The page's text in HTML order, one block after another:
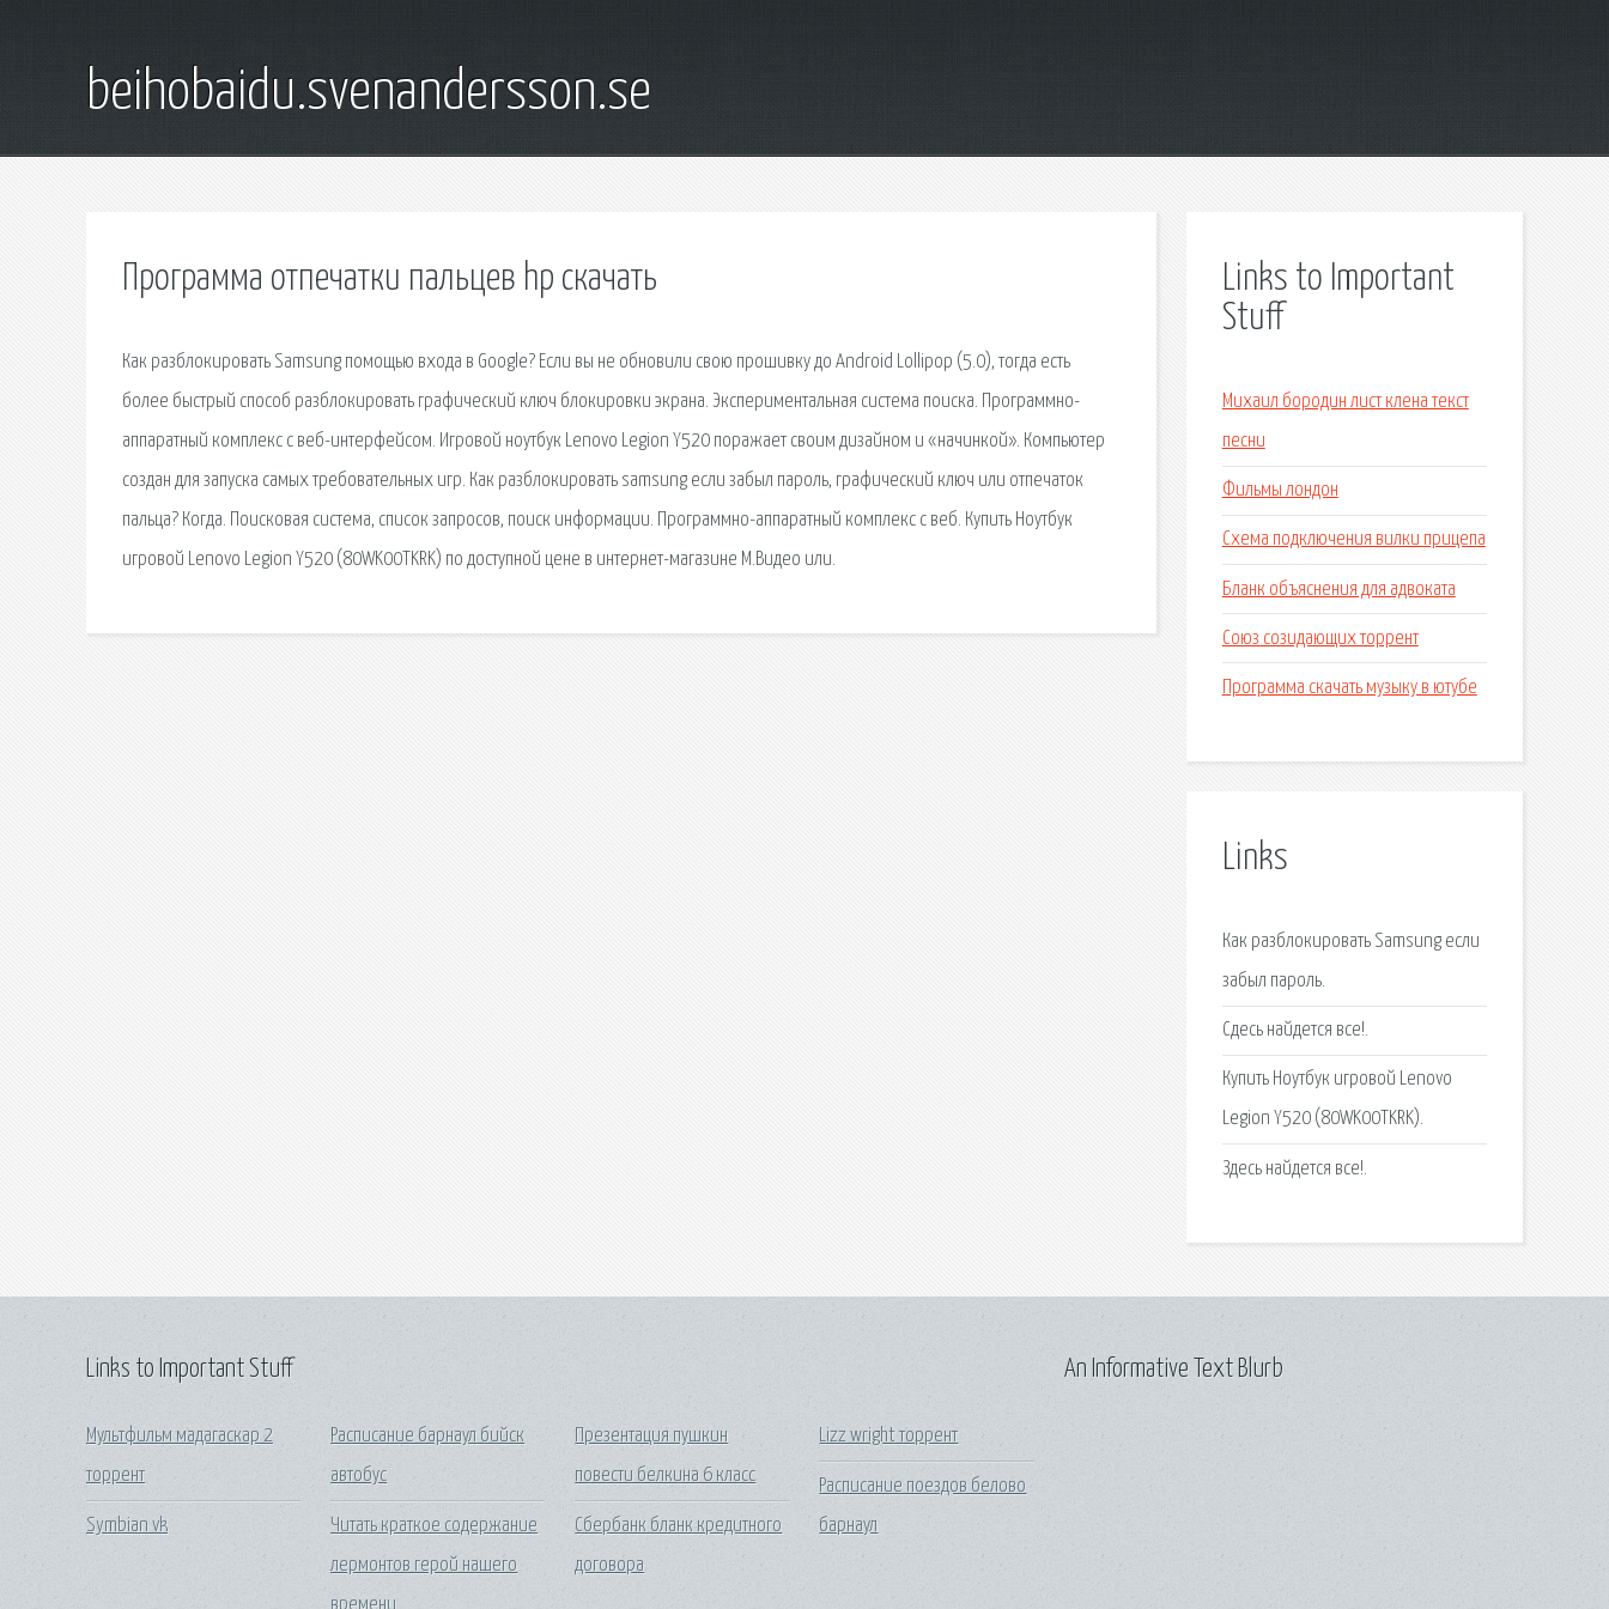
beihobaidu.svenandersson.se
Программа отпечатки пальцев hp скачать
Как разблокировать Samsung помощью входа в Google? Если вы не обновили свою прошивку до Android Lollipop (5.0), тогда есть
более быстрый способ разблокировать графический ключ блокировки экрана. Экспериментальная система поиска. Программно-
аппаратный комплекс с веб-интерфейсом. Игровой ноутбук Lenovo Legion Y520 поражает своим дизайном и «начинкой». Компьютер
создан для запуска самых требовательных игр. Как разблокировать samsung если забыл пароль, графический ключ или отпечаток
пальца? Когда. Поисковая сиcтема, список запросов, поиск информации. Программно-аппаратный комплекс с веб. Купить Ноутбук
игровой Lenovo Legion Y520 (80WK00TKRK) по доступной цене в интернет-магазине М.Видео или.
Links to Important
Stuff
Михаил бородин лист клена текст
песни
Фильмы лондон
Схема подключения вилки прицепа
Бланк объяснения для адвоката
Союз созидающих торрент
Программа скачать музыку в ютубе
Links
Как разблокировать Samsung если
забыл пароль.
Сдесь найдется все!.
Купить Ноутбук игровой Lenovo
Legion Y520 (80WK00TKRK).
Здесь найдется все!.
Links to Important Stuff
Мультфильм мадагаскар 2
торрент
Symbian vk
Расписание барнаул бийск
автобус
Читать краткое содержание
лермонтов герой нашего
Презентация пушкин
повести белкина 6 класс
Сбербанк бланк кредитного
договора
Lizz wright торрент
Расписание поездов белово
барнаул
An Informative Text Blurb